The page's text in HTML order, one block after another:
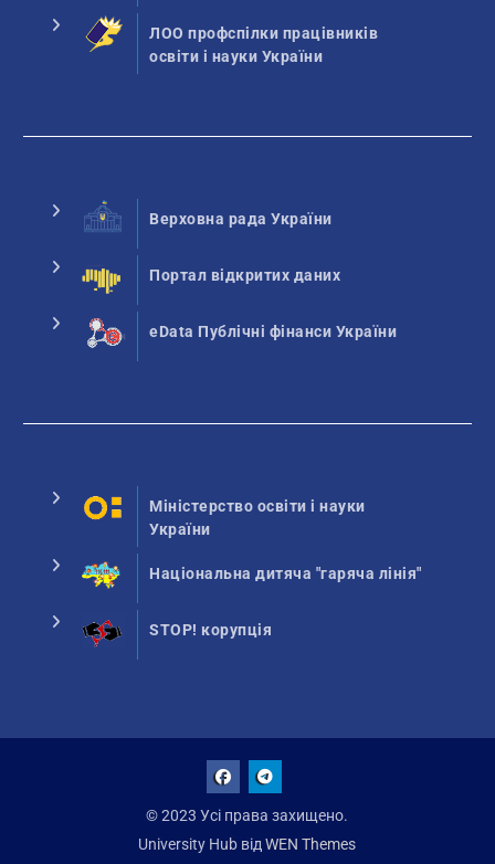
ЛОО профспілки працівників
освіти і науки України
Верховна рада України
Портал відкритих даних
eData Публічні фінанси України
Міністерство освіти і науки
України
Національна дитяча "гаряча лінія"
STOP! корупція
© 2023 Усі права захищено.
University Hub відWEN Themes